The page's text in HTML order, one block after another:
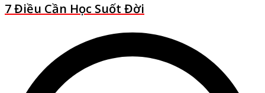
7 Điều Cần Học Suốt Đời